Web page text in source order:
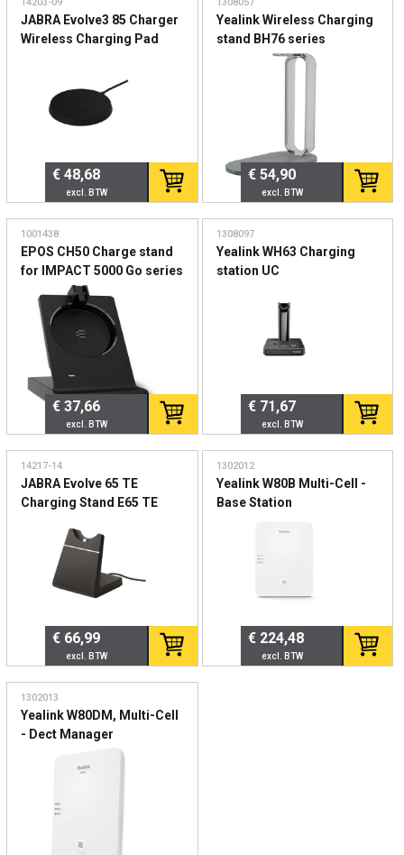
JABRA Evolve3 85 Charger
Wireless Charging Pad
€ 48,68
Yealink Wireless Charging
stand BH76 series
€ 54,90
1001438
EPOS CH50 Charge stand
for IMPACT 5000 Go series
€ 37,66
1308097
Yealink WH63 Charging
station UC
€ 71,67
14217-14
JABRA Evolve 65 TE
Charging Stand E65 TE
€ 66,99
1302012
Yealink W80B Multi-Cell -
Base Station
€ 224,48
1302013
Yealink W80DM, Multi-Cell
- Dect Manager